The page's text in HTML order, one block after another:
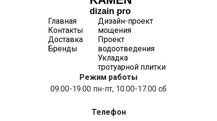
dizain pro
Главная
Контакты
Доставка
Бренды
Дизайн-проект
мощения
Проект
водоотведения
Укладка
тротуарной плитки
Режим работы
09.00-19.00 пн-пт, 10.00-17.00 сб
Телефон